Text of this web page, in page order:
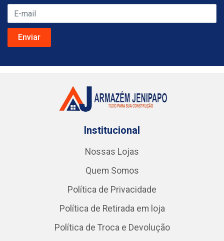
Institucional
Nossas Lojas
Quem Somos
Política de Privacidade
Política de Retirada em loja
Política de Troca e Devolução